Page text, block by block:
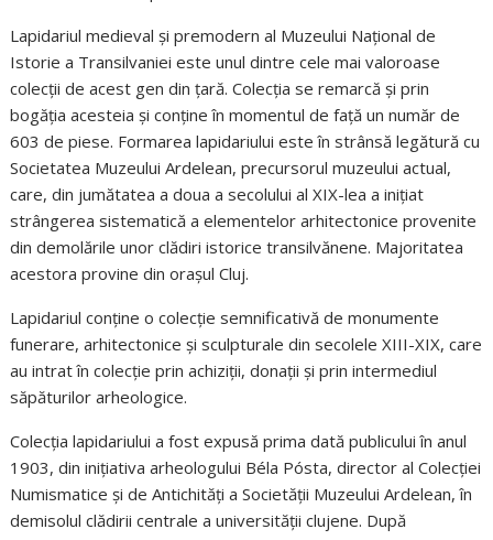
Lapidariul medieval și premodern al Muzeului Naţional de
Istorie a Transilvaniei este unul dintre cele mai valoroase
colecţii de acest gen din țară. Colecția se remarcă și prin
bogăția acesteia și conține în momentul de față un număr de
603 de piese. Formarea lapidariului este în strânsă legătură cu
Societatea Muzeului Ardelean, precursorul muzeului actual,
care, din jumătatea a doua a secolului al XIX-lea a inițiat
strângerea sistematică a elementelor arhitectonice provenite
din demolările unor clădiri istorice transilvănene. Majoritatea
acestora provine din orașul Cluj.
Lapidariul conține o colecție semnificativă de monumente
funerare, arhitectonice și sculpturale din secolele XIII-XIX, care
au intrat în colecție prin achiziţii, donaţii şi prin intermediul
săpăturilor arheologice.
Colecţia lapidariului a fost expusă prima dată publicului în anul
1903, din iniţiativa arheologului Béla Pósta, director al Colecției
Numismatice și de Antichități a Societăţii Muzeului Ardelean, în
demisolul clădirii centrale a universităţii clujene. După